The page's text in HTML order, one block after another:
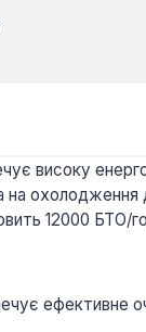
високу
на
12000
ефективне